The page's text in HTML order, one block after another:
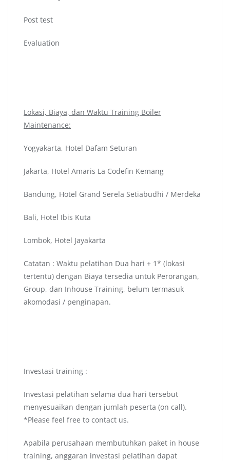
Post test
Evaluation
Lokasi, Biaya, dan Waktu Training Boiler
Maintenance:
Yogyakarta, Hotel Dafam Seturan
Jakarta, Hotel Amaris La Codefin Kemang
Bandung, Hotel Grand Serela Setiabudhi / Merdeka
Bali, Hotel Ibis Kuta
Lombok, Hotel Jayakarta
Catatan : Waktu pelatihan Dua hari + 1* (lokasi
tertentu) dengan Biaya tersedia untuk Perorangan,
Group, dan Inhouse Training, belum termasuk
akomodasi / penginapan.
Investasi training :
Investasi pelatihan selama dua hari tersebut
menyesuaikan dengan jumlah peserta (on call).
*Please feel free to contact us.
Apabila perusahaan membutuhkan paket in house
training, anggaran investasi pelatihan dapat